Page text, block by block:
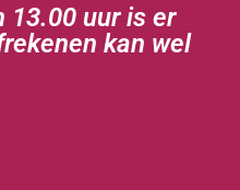
13.00 uur is er
kan wel